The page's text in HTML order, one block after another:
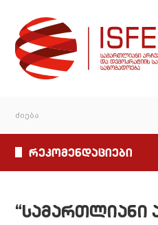
რეკომენდაციები
“სამართლიანი